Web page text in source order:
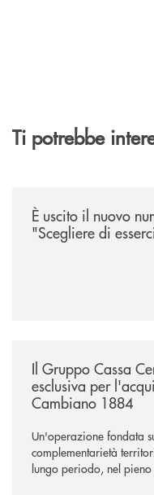
Ti potrebbe
È uscito il nuovo
"Scegliere di
Il Gruppo Cassa
esclusiva per
Cambiano 1884
Un'operazione fondata
complementarietà
lungo periodo, nel